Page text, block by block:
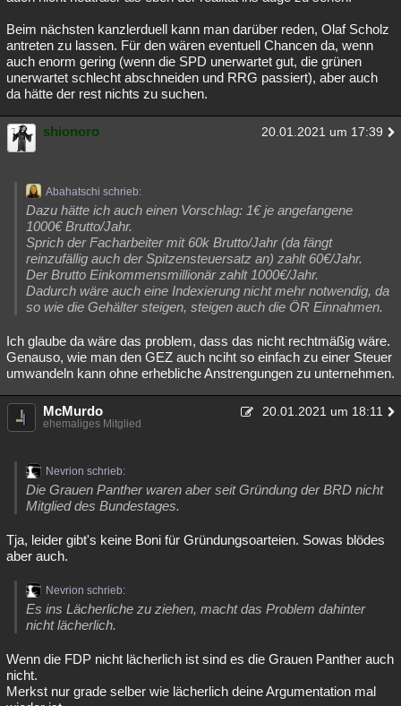
Beim nächsten kanzlerduell kann man darüber reden, Olaf Scholz
antreten zu lassen. Für den wären eventuell Chancen da, wenn
auch enorm gering (wenn die SPD unerwartet gut, die grünen
unerwartet schlecht abschneiden und RRG passiert), aber auch
da hätte der rest nichts zu suchen.
shionoro 20.01.2021 um 17:39
Abahatschi schrieb:
Dazu hätte ich auch einen Vorschlag: 1€ je angefangene
1000€ Brutto/Jahr.
Sprich der Facharbeiter mit 60k Brutto/Jahr (da fängt
reinzufällig auch der Spitzensteuersatz an) zahlt 60€/Jahr.
Der Brutto Einkommensmillionär zahlt 1000€/Jahr.
Dadurch wäre auch eine Indexierung nicht mehr notwendig, da
so wie die Gehälter steigen, steigen auch die ÖR Einnahmen.
Ich glaube da wäre das problem, dass das nicht rechtmäßig wäre.
Genauso, wie man den GEZ auch nciht so einfach zu einer Steuer
umwandeln kann ohne erhebliche Anstrengungen zu unternehmen.
McMurdo 20.01.2021 um 18:11
ehemaliges Mitglied
Nevrion schrieb:
Die Grauen Panther waren aber seit Gründung der BRD nicht
Mitglied des Bundestages.
Tja, leider gibt's keine Boni für Gründungsoarteien. Sowas blödes
aber auch.
Nevrion schrieb:
Es ins Lächerliche zu ziehen, macht das Problem dahinter
nicht lächerlich.
Wenn die FDP nicht lächerlich ist sind es die Grauen Panther auch
nicht.
Merkst nur grade selber wie lächerlich deine Argumentation mal